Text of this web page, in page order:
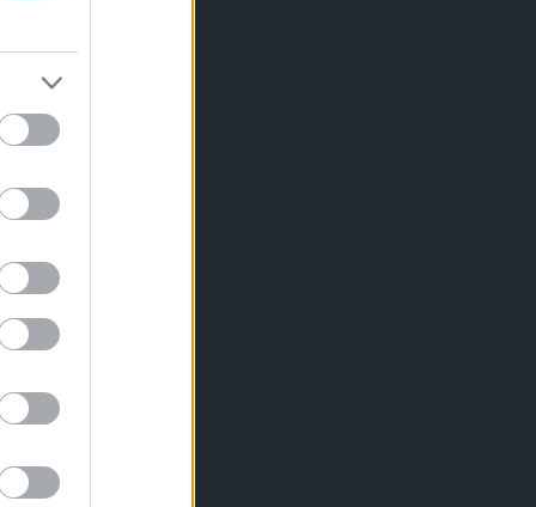
rendrakás a
padlizsán
nevelése
(1
(1
(2) parador
reggeli 1
)
petúnia
piacenzai
)
(1)
(1)
rebarbara
(1) remo